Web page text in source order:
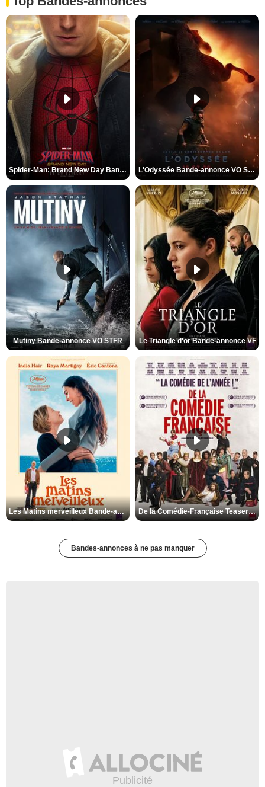
Spider-Man: Brand New Day Bande-annonce VO STFR L'Odyssée Bande-annonce VO STFR
Mutiny Bande-annonce VO STFR Le Triangle d'or Bande-annonce VF
Les Matins merveilleux Bande-annonce VF De la Comédie-Française Teaser VF
Bandes-annonces à ne pas manquer